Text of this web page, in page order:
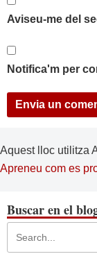
Aviseu-me del
Notifica'm per
Aquest lloc utilitza
Apreneu com es
Buscar en el